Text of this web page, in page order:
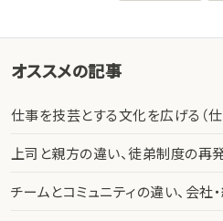
オススメの記事
仕事を技芸とする文化を広げる（
上司と親方の違い、徒弟制度の再
チームとコミュニティの違い、会社